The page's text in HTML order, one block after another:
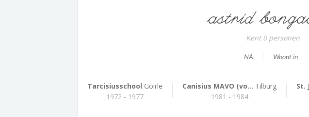
astrid
Kent 0 personen
NA Woont in -
Tarcisiusschool Goirle
1972 - 1977
Canisius MAVO (vo... Tilburg
1981 - 1984
St.